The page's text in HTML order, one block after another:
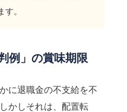
。
例」の賞味期限
に退職金の不支給を不
かしそれは、配置転